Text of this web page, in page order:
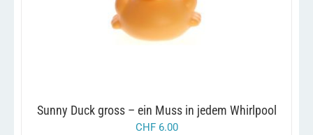
Sunny Duck gross – ein Muss in jedem Whirlpool
CHF6.00